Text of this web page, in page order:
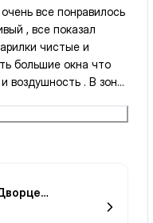
, все показал
чистые и
большие окна что
воздушность . В зоне